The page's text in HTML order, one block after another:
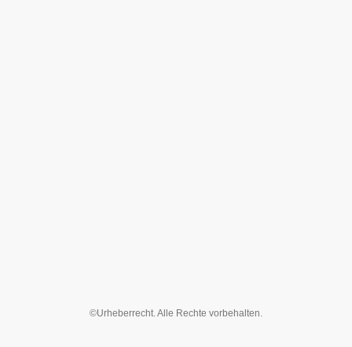
©Urheberrecht. Alle Rechte vorbehalten.